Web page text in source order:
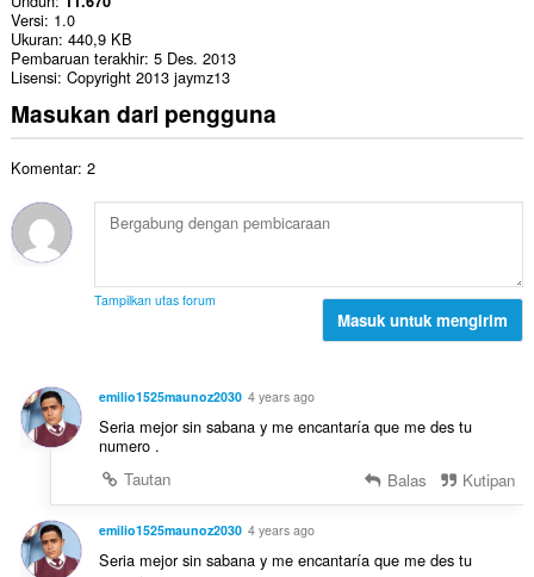
Versi 1.0
Ukuran 440,9 KB
Pembaruan terakhir 5 Des. 2013
Lisensi Copyright 2013 jaymz13
Masukan dari pengguna
Komentar: 2
Tampilkan utas forum
Masuk untuk mengirim
emilio1525maunoz2030 4 years ago
Seria mejor sin sabana y me encantaría que me des tu
numero .
Tautan
Balas Kutipan
emilio1525maunoz2030 4 years ago
Seria mejor sin sabana y me encantaría que me des tu